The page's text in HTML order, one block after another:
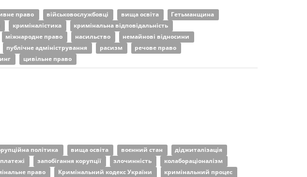
право військовослужбовці вища освіта
Гетьманщина
криміналістика
кримінальна відповідальність
міжнародне право насильство
немайнові відносини
публічне адміністрування расизм
речове право
цивільне право
політика вища освіта воєнний стан
діджиталізація
запобігання корупції злочинність
колабораціоналізм
право Кримінальний кодекс України
кримінальний процес